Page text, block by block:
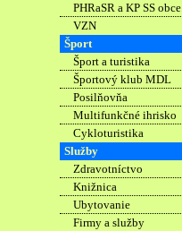
PHRaSR a KP SS obce
VZN
Šport
Šport a turistika
Športový klub MDL
Posilňovňa
Multifunkčné ihrisko
Cykloturistika
Služby
Zdravotníctvo
Knižnica
Ubytovanie
Firmy a služby